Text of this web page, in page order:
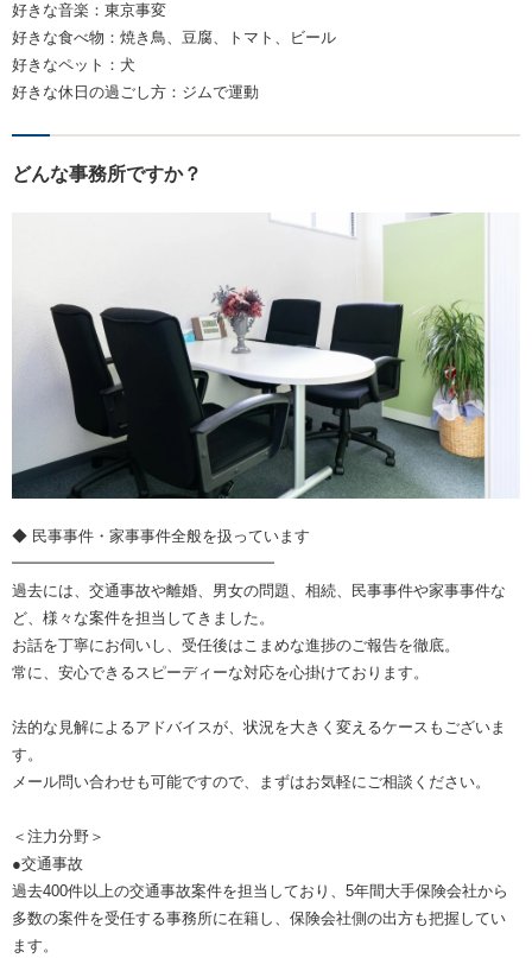
好きな音楽：東京事変
好きな食べ物：焼き鳥、豆腐、トマト、ビール
好きなペット：犬
好きな休日の過ごし方：ジムで運動
どんな事務所ですか？
◆ 民事事件・家事事件全般を扱っています
━━━━━━━━━━━━━━━━━
過去には、交通事故や離婚、男女の問題、相続、民事事件や家事事件な
ど、様々な案件を担当してきました。
お話を丁寧にお伺いし、受任後はこまめな進捗のご報告を徹底。
常に、安心できるスピーディーな対応を心掛けております。
法的な見解によるアドバイスが、状況を大きく変えるケースもございま
す。
メール問い合わせも可能ですので、まずはお気軽にご相談ください。
＜注力分野＞
●交通事故
過去400件以上の交通事故案件を担当しており、5年間大手保険会社から
多数の案件を受任する事務所に在籍し、保険会社側の出方も把握してい
ます。